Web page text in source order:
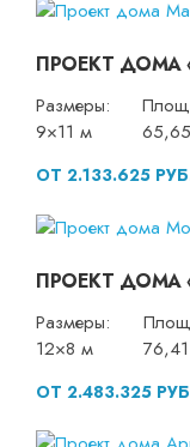
ПРОЕКТ ДОМА
Размеры:
9×11 м
ОТ 2.133.625
ПРОЕКТ ДОМА
Размеры:
12×8 м
ОТ 2.483.325